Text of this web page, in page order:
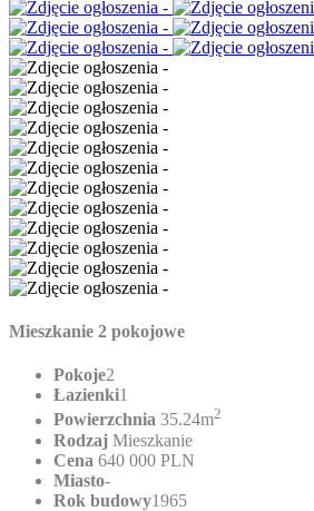
Mieszkanie 2 pokojowe
Pokoje2
Łazienki1
Powierzchnia 35.24m2
Rodzaj Mieszkanie
Cena 640 000 PLN
Miasto-
Rok budowy1965